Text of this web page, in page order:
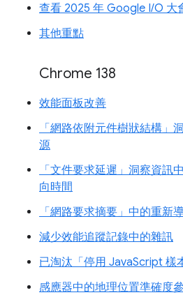
查看 2025 年 Google I/O 大
其他重點
Chrome 138
效能面板改善
「網路依附元件樹狀結構」
源
「文件要求延遲」洞察資訊
向時間
「網路要求摘要」中的重新
減少效能追蹤記錄中的雜訊
已淘汰「停用 JavaScript 樣
感應器中的地理位置準確度